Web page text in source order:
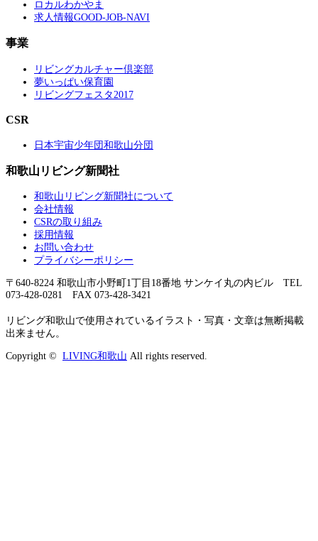
ロカルわかやま
求人情報GOOD-JOB-NAVI
事業
リビングカルチャー倶楽部
夢いっぱい保育園
リビングフェスタ2017
CSR
日本宇宙少年団和歌山分団
和歌山リビング新聞社
和歌山リビング新聞社について
会社情報
CSRの取り組み
採用情報
お問い合わせ
プライバシーポリシー
〒640-8224 和歌山市小野町1丁目18番地 サンケイ丸の内ビル TEL
073-428-0281 FAX 073-428-3421
リビング和歌山で使用されているイラスト・写真・文章は無断掲載
出来ません。
Copyright © LIVING和歌山 All rights reserved.